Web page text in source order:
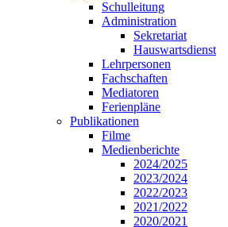
Schulleitung
Administration
Sekretariat
Hauswartsdienst
Lehrpersonen
Fachschaften
Mediatoren
Ferienpläne
Publikationen
Filme
Medienberichte
2024/2025
2023/2024
2022/2023
2021/2022
2020/2021